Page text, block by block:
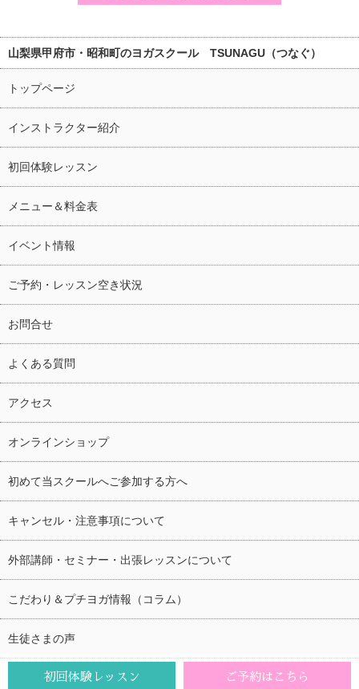
初回体験レッスン ご予約はこちら
山梨県甲府市・昭和町のヨガスクール TSUNAGU（つなぐ）
トップページ
インストラクター紹介
初回体験レッスン
メニュー＆料金表
イベント情報
ご予約・レッスン空き状況
お問合せ
よくある質問
アクセス
オンラインショップ
初めて当スクールへご参加する方へ
キャンセル・注意事項について
外部講師・セミナー・出張レッスンについて
こだわり＆プチヨガ情報（コラム）
生徒さまの声